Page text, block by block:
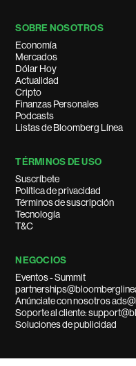
SOBRE NOSOTROS
Economía
Mercados
Dólar Hoy
Actualidad
Cripto
Finanzas Personales
Podcasts
Listas de Bloomberg Línea
TÉRMINOS DE USO
Suscríbete
Política de privacidad
Términos de suscripción
Tecnología
T&C
NEGOCIOS
Eventos - Summit
Anúnciate con nosotros
Soporte al cliente:
Soluciones de publicidad